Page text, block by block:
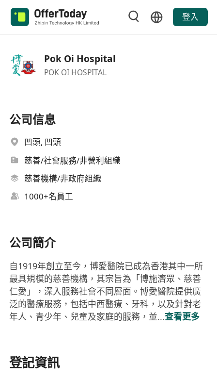
登入
Pok Oi Hospital
POK OI HOSPITAL
公司信息
凹頭, 凹頭
慈善/社會服務/非營利組織
慈善機構/非政府組織
1000+名員工
公司簡介
自1919年創立至今，博愛醫院已成為香港其中一所
最具規模的慈善機構，其宗旨為「博施濟眾、慈善
仁愛」，深入服務社會不同層面。博愛醫院提供廣
泛的醫療服務，包括中西醫療、牙科，以及針對老
年人、青少年、兒童及家庭的服務，並...查看更多
登記資訊